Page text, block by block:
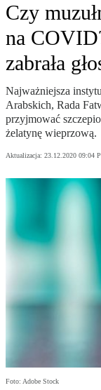
Czy
na
zabrała
Najważniejsza
Arabskich, Rada
przyjmować
żelatynę wieprzową.
Aktualizacja: 23.12.2020 09:04
Foto: Adobe Stock